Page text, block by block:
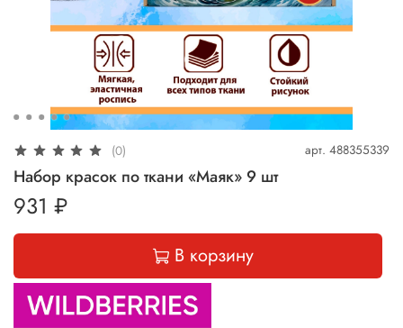
(0) арт. 488355339
Набор красок по ткани «Маяк» 9 шт
931 ₽
В корзину